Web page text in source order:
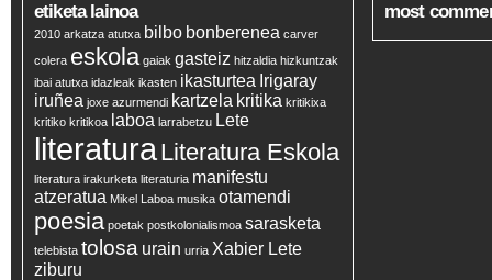
etiketa lainoa
2010 arkatza atutxa bilbo bonberenea carver
colera eskola gaiak gasteiz hitzaldia hizkuntzak
ibai atutxa idazleak ikasten ikasturtea Irigaray
iruñea joxe azurmendi kartzela kritika kritikixa
kritiko kritikoa laboa larrabetzu Lete
literaturaLiteratura Eskola
literatura irakurketa literaturia manifestu
atzeratua Mikel Laboa musika otamendi
poesia poetak postkolonialismoa sarasketa
telebista tolosa urain urria Xabier Lete
ziburu
most